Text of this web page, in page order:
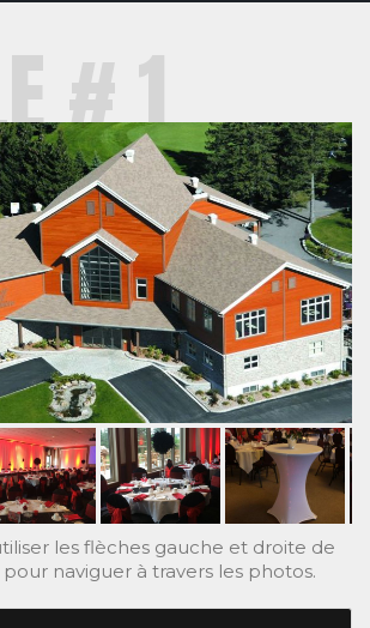
# 1
les flèches gauche et droite de
naviguer à travers les photos.